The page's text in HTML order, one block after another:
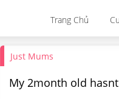
Trang Chủ
Just Mums
My 2month old